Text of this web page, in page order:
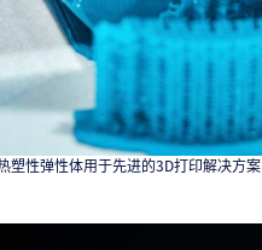
塑性弹性体用于先进的3D打印解决方案